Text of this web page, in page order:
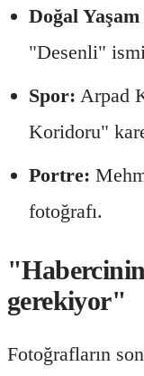
Doğal
"Desenli"
Spor: Arpad
Koridoru"
Portre:
fotoğrafı.
gerekiyor"
Fotoğrafların